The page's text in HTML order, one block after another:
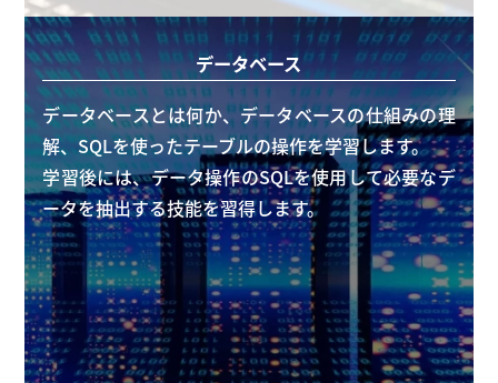
データベース
データベースとは何か、データベースの仕組みの理
解、SQLを使ったテーブルの操作を学習します。
学習後には、データ操作のSQLを使用して必要なデ
ータを抽出する技能を習得します。